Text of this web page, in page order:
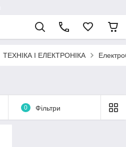
ТЕХНІКА І ЕЛЕКТРОНІКА
0 Фільтри